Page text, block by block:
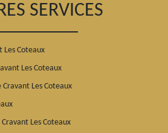
SERVICES
Les Coteaux
Les Coteaux
Les Coteaux
Les Coteaux